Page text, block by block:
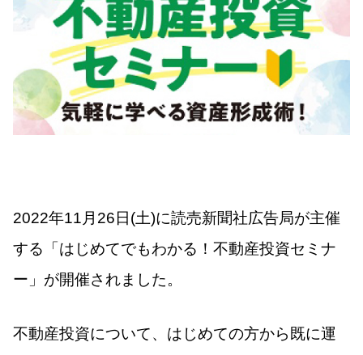
2022年11月26日(土)に読売新聞社広告局が主催
する「はじめてでもわかる！不動産投資セミナ
ー」が開催されました。
不動産投資について、はじめての方から既に運